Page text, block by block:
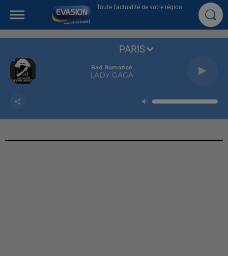
Toute l'actualité de votre région
Bad Romance
LADY GAGA
PARIS